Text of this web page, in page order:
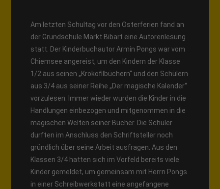
Am letzten Schultag vor den Osterferien fand an
der Grundschule Markt Bibart eine Autorenlesung
statt. Der Kinderbuchautor Armin Pongs war vom
Chiemsee angereist, um den Kindern der Klasse
1/2 aus seinen „Krokofilbüchern“ und den Schülern
aus 3/4 aus seiner Reihe „Der magische Kalender“
vorzulesen. Immer wieder wurden die Kinder in die
Handlungen einbezogen und mitgenommen in die
magischen Welten seiner Bücher. Die Schüler
durften im Anschluss den Schriftsteller noch
gründlich über seine Arbeit ausfragen. Aus den
Klassen 3/4 hatten sich im Vorfeld bereits viele
Kinder gemeldet, um gemeinsam mit Herrn Pongs
in einer Schreibwerkstatt eine angefangene